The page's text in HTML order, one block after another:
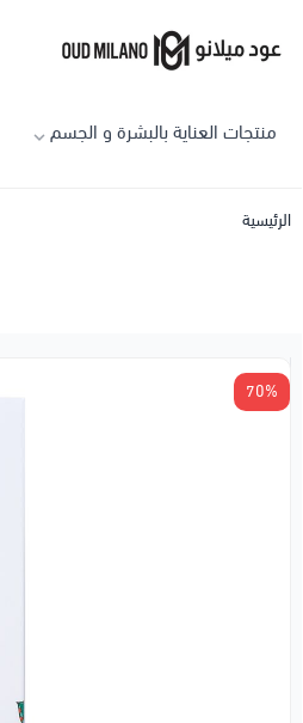
Oud Milano
منتجات العناية بالبشرة و الجسم
الرئيسية
70%